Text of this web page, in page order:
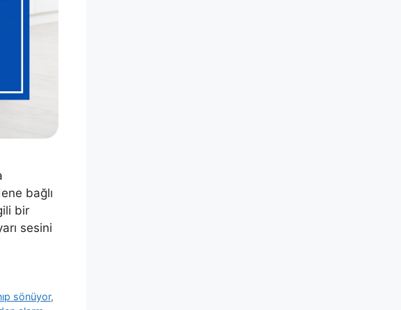
bağlı
bir
sesini
sönüyor,